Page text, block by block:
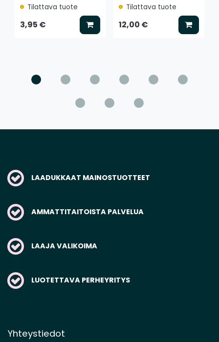
Tilattava tuote
3,95 € Lisää koriin
Tilattava tuote
12,00 € Lisää
LAADUKKAAT MAINOSTUOTTEET
AMMATTITAITOISTA PALVELUA
LAAJA VALIKOIMA
LUOTETTAVA PERHEYRITYS
Yhteystiedot